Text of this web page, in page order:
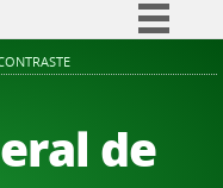
Simplifique!
Participe
à informação
de